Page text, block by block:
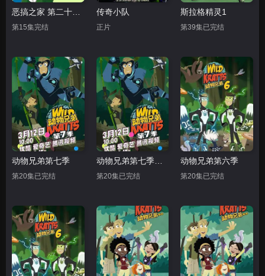
恶搞之家 第二十四季
第15集完结
传奇小队
正片
斯拉格精灵1
第39集已完结
动物兄弟第七季
第20集已完结
动物兄弟第七季中文配音
第20集已完结
动物兄弟第六季
第20集已完结